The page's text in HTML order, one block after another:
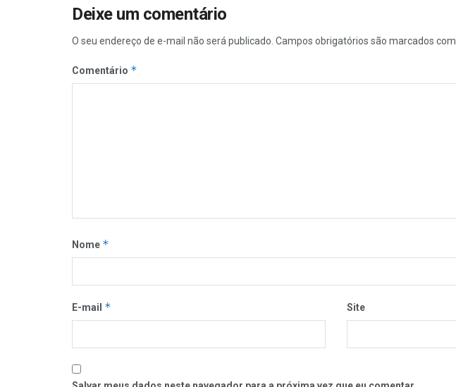
Deixe um comentário
O seu endereço de e-mail não será publicado. Campos obrigatórios são marcados com
Comentário *
Nome *
E-mail * Site